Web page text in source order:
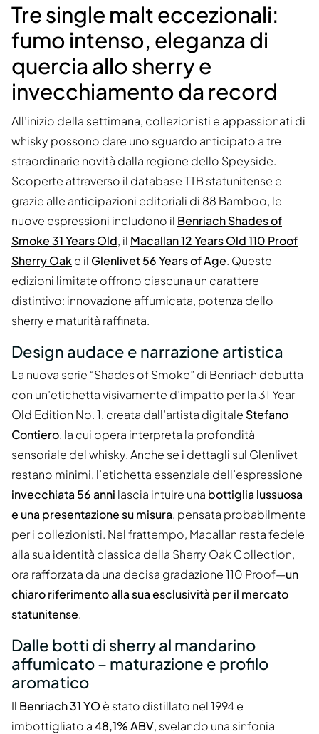
Tre single malt eccezionali:
fumo intenso, eleganza di
quercia allo sherry e
invecchiamento da record
All’inizio della settimana, collezionisti e appassionati di
whisky possono dare uno sguardo anticipato a tre
straordinarie novità dalla regione dello Speyside.
Scoperte attraverso il database TTB statunitense e
grazie alle anticipazioni editoriali di 88 Bamboo, le
nuove espressioni includono il Benriach Shades of
Smoke 31 Years Old, il Macallan 12 Years Old 110 Proof
Sherry Oake il Glenlivet 56 Years of Age. Queste
edizioni limitate offrono ciascuna un carattere
distintivo: innovazione affumicata, potenza dello
sherry e maturità raffinata.
Design audace e narrazione artistica
La nuova serie “Shades of Smoke” di Benriach debutta
con un’etichetta visivamente d’impatto per la 31 Year
Old Edition No. 1, creata dall’artista digitale Stefano
Contiero, la cui opera interpreta la profondità
sensoriale del whisky. Anche se i dettagli sul Glenlivet
restano minimi, l’etichetta essenziale dell’espressione
invecchiata 56 anni lascia intuire una bottiglia lussuosa
e una presentazione su misura, pensata probabilmente
per i collezionisti. Nel frattempo, Macallan resta fedele
alla sua identità classica della Sherry Oak Collection,
ora rafforzata da una decisa gradazione 110 Proof—un
chiaro riferimento alla sua esclusività per il mercato
statunitense.
Dalle botti di sherry al mandarino
affumicato – maturazione e profilo
aromatico
Il Benriach 31 YO è stato distillato nel 1994 e
imbottigliato a48,1% ABV, svelando una sinfonia